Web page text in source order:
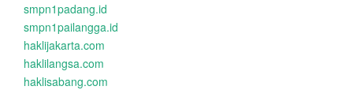
smpn1padang.id
smpn1pailangga.id
haklijakarta.com
haklilangsa.com
haklisabang.com